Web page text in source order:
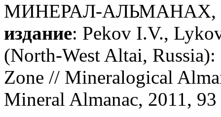
МИНЕРАЛ-АЛЬМАНАХ,
издание: Pekov I.V.,
(North-West Altai,
Zone // Mineralogical
Mineral Almanac, 2011,